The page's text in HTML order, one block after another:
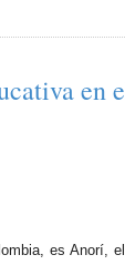
en
es Anorí,